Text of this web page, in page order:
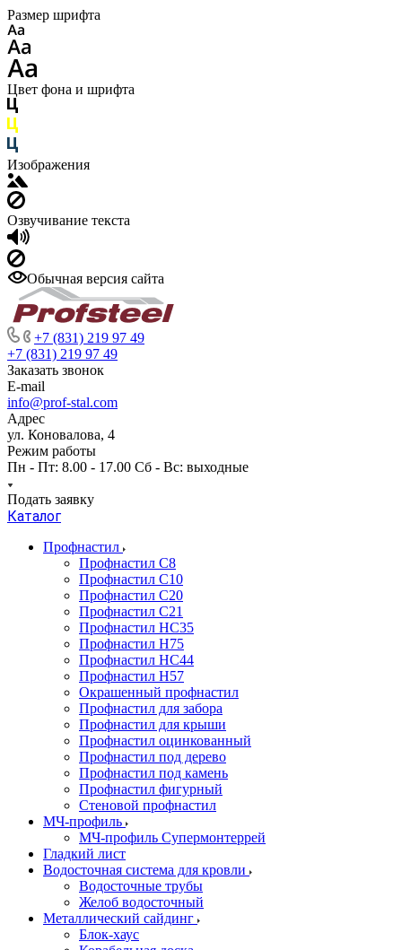
Размер шрифта
Цвет фона и шрифта
Изображения
Озвучивание текста
Обычная версия сайта
+7 (831) 219 97 49
+7 (831) 219 97 49
Заказать звонок
E-mail
info@prof-stal.com
Адрес
ул. Коновалова, 4
Режим работы
Пн - Пт: 8.00 - 17.00 Сб - Вс: выходные
Подать заявку
Каталог
Профнастил
Профнастил С8
Профнастил С10
Профнастил С20
Профнастил С21
Профнастил НС35
Профнастил Н75
Профнастил HC44
Профнастил Н57
Окрашенный профнастил
Профнастил для забора
Профнастил для крыши
Профнастил оцинкованный
Профнастил под дерево
Профнастил под камень
Профнастил фигурный
Стеновой профнастил
МЧ-профиль
МЧ-профиль Супермонтеррей
Гладкий лист
Водосточная система для кровли
Водосточные трубы
Желоб водосточный
Металлический сайдинг
Блок-хаус